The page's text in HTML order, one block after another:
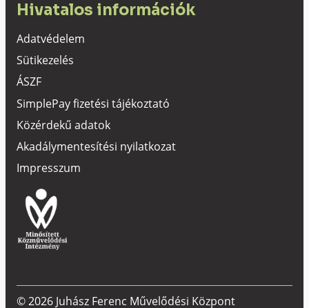
Hivatalos információk
Adatvédelem
Sütikezelés
ÁSZF
SimplePay fizetési tájékoztató
Közérdekű adatok
Akadálymentesítési nyilatkozat
Impresszum
© 2026 Juhász Ferenc Művelődési Központ